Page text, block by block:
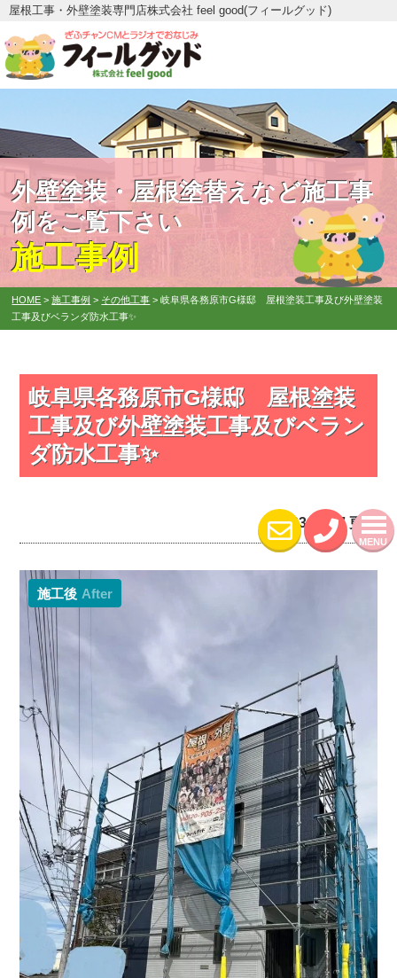
屋根工事・外壁塗装専門店株式会社 feel good(フィールグッド)
MENU
外壁塗装・屋根塗替えなど施工事
例をご覧下さい
施工事例
HOME >施工事例 > その他工事 >岐阜県各務原市G様邸 屋根塗装工事及び外壁塗装
工事及びベランダ防水工事✨
岐阜県各務原市G様邸 屋根塗装
工事及び外壁塗装工事及びベラン
ダ防水工事✨
2023.10.17 更新
施工後 After